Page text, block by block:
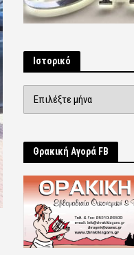
Ιστορικό
Θρακική Αγορά FB